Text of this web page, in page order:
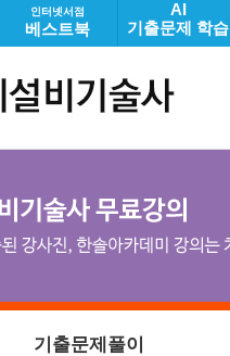
인터넷서점
베스트북
AI
기출문제 학습
기출문제풀이